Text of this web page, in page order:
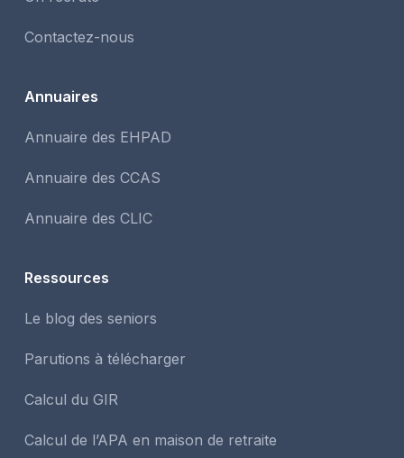
Contactez-nous
Annuaires
Annuaire des EHPAD
Annuaire des CCAS
Annuaire des CLIC
Ressources
Le blog des seniors
Parutions à télécharger
Calcul du GIR
Calcul de l’APA en maison de retraite